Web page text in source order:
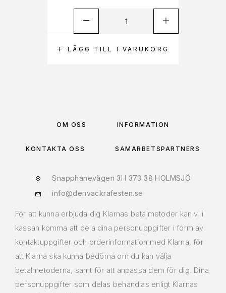
LÄGG TILL I VARUKORG
OM OSS INFORMATION
KONTAKTA OSS SAMARBETSPARTNERS
Snapphanevägen 3H 373 38 HOLMSJÖ
info@denvackrafesten.se
För att kunna erbjuda dig Klarnas betalmetoder kan vi i
kassan komma att dela dina personuppgifter i form av
kontaktuppgifter och orderinformation med Klarna, för
att Klarna ska kunna bedöma om du kan välja
betalmetoderna, samt för att anpassa dem för dig. Dina
personuppgifter som delas behandlas enligt Klarnas